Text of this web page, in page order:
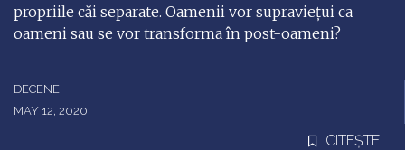
propriile căi separate. Oamenii vor supraviețui ca
oameni sau se vor transforma în post-oameni?
DECENEI
MAY 12, 2020
CITEȘTE